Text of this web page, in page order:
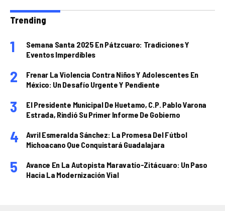
Trending
Semana Santa 2025 En Pátzcuaro: Tradiciones Y
Eventos Imperdibles
Frenar La Violencia Contra Niños Y Adolescentes En
México: Un Desafío Urgente Y Pendiente
El Presidente Municipal De Huetamo, C.P. Pablo Varona
Estrada, Rindió Su Primer Informe De Gobierno
Avril Esmeralda Sánchez: La Promesa Del Fútbol
Michoacano Que Conquistará Guadalajara
Avance En La Autopista Maravatío-Zitácuaro: Un Paso
Hacia La Modernización Vial